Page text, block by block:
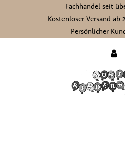
Fachhandel seit
Kostenloser Versand ab
Persönlicher